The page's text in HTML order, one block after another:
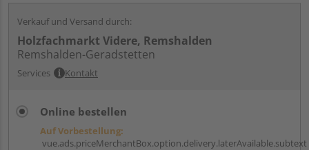
Verkauf und Versand durch:
Holzfachmarkt Videre, Remshalden
Remshalden-Geradstetten
Services Kontakt
Online bestellen
Auf Vorbestellung:
vue.ads.priceMerchantBox.option.delivery.laterAvailable.subtext